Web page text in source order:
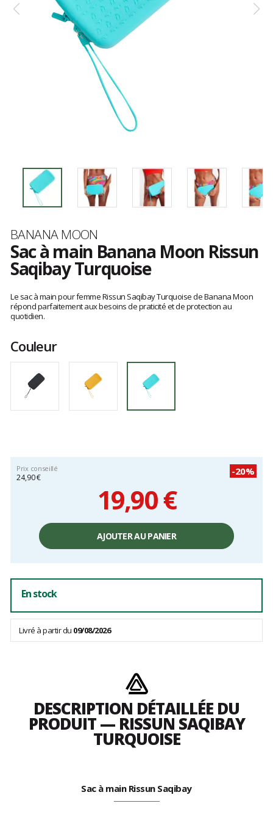
Marque
BANANA MOON
Sac à main Banana Moon Rissun
Saqibay Turquoise
avis
clients
Le sac à main pour femme Rissun Saqibay Turquoise de Banana Moon
répond parfaitement aux besoins de praticité et de protection au
quotidien.
Couleur
Prix conseillé
24,90 €
-20%
19,90 €
unitaire,
AJOUTER AU PANIER
En stock
Livré à partir du 09/08/2026
DESCRIPTION DÉTAILLÉE DU
PRODUIT — RISSUN SAQIBAY
TURQUOISE
Sac à main Rissun Saqibay